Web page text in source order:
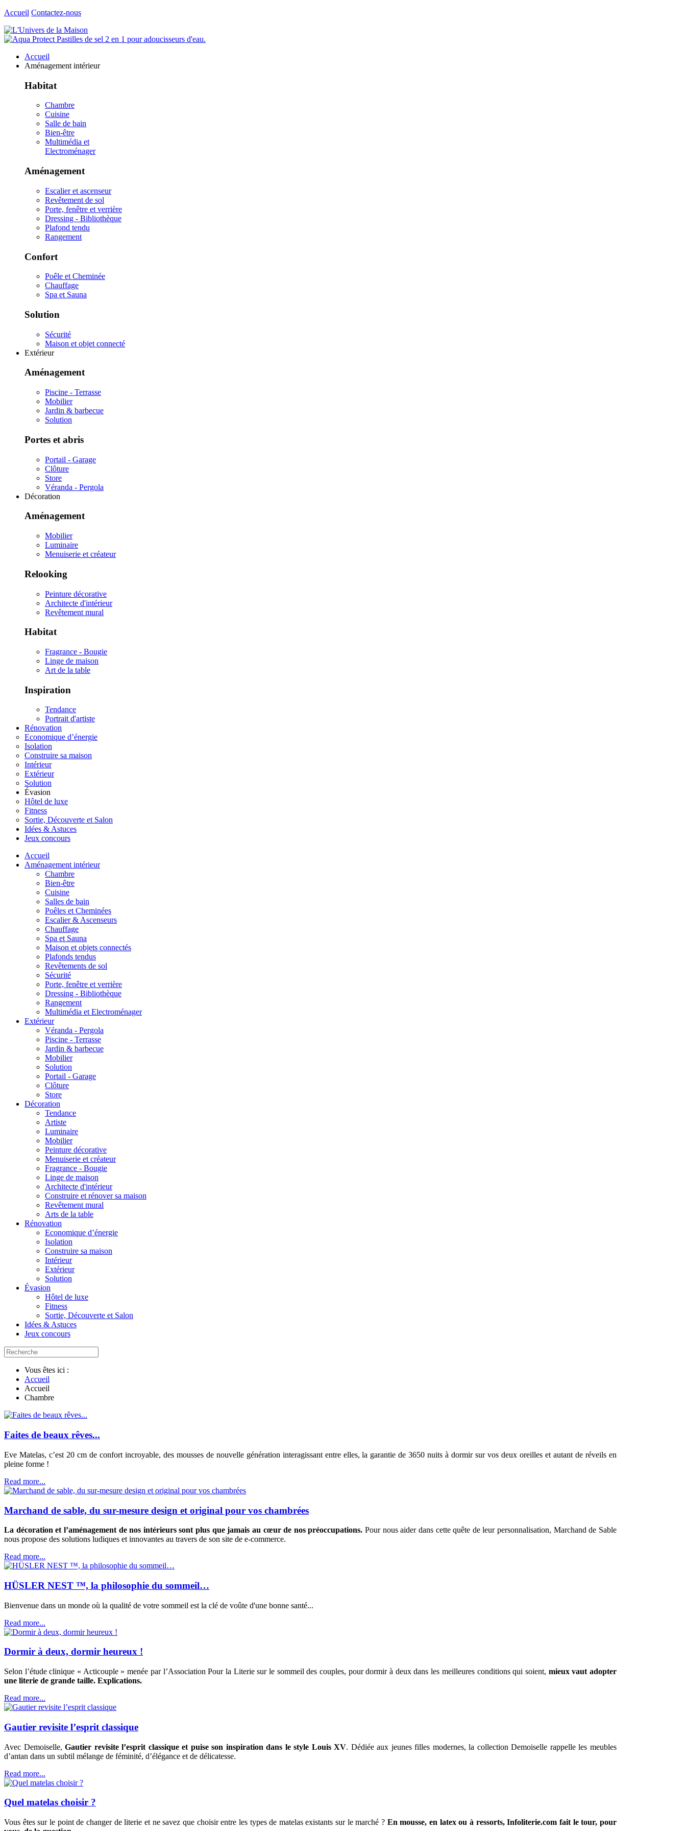
Accueil Contactez-nous
Accueil
Aménagement intérieur
Habitat
Chambre
Cuisine
Salle de bain
Bien-être
Multimédia et
Electroménager
Aménagement
Escalier et ascenseur
Revêtement de sol
Porte, fenêtre et verrière
Dressing - Bibliothèque
Plafond tendu
Rangement
Confort
Poêle et Cheminée
Chauffage
Spa et Sauna
Solution
Sécurité
Maison et objet connecté
Extérieur
Aménagement
Piscine - Terrasse
Mobilier
Jardin & barbecue
Solution
Portes et abris
Portail - Garage
Clôture
Store
Véranda - Pergola
Décoration
Aménagement
Mobilier
Luminaire
Menuiserie et créateur
Relooking
Peinture décorative
Architecte d'intérieur
Revêtement mural
Habitat
Fragrance - Bougie
Linge de maison
Art de la table
Inspiration
Tendance
Portrait d'artiste
Rénovation
Economique d’énergie
Isolation
Construire sa maison
Intérieur
Extérieur
Solution
Évasion
Hôtel de luxe
Fitness
Sortie, Découverte et Salon
Idées & Astuces
Jeux concours
Accueil
Aménagement intérieur
Chambre
Bien-être
Cuisine
Salles de bain
Poêles et Cheminées
Escalier & Ascenseurs
Chauffage
Spa et Sauna
Maison et objets connectés
Plafonds tendus
Revêtements de sol
Sécurité
Porte, fenêtre et verrière
Dressing - Bibliothèque
Rangement
Multimédia et Electroménager
Extérieur
Véranda - Pergola
Piscine - Terrasse
Jardin & barbecue
Mobilier
Solution
Portail - Garage
Clôture
Store
Décoration
Tendance
Artiste
Luminaire
Mobilier
Peinture décorative
Menuiserie et créateur
Fragrance - Bougie
Linge de maison
Architecte d'intérieur
Construire et rénover sa maison
Revêtement mural
Arts de la table
Rénovation
Economique d’énergie
Isolation
Construire sa maison
Intérieur
Extérieur
Solution
Évasion
Hôtel de luxe
Fitness
Sortie, Découverte et Salon
Idées & Astuces
Jeux concours
Vous êtes ici :
Accueil
Accueil
Chambre
Faites de beaux rêves...
Eve Matelas, c’est 20 cm de confort incroyable, des mousses de nouvelle génération interagissant entre elles, la garantie de 3650 nuits à dormir sur vos deux oreilles et autant de réveils en
pleine forme !
Read more...
Marchand de sable, du sur-mesure design et original pour vos chambrées
La décoration et l’aménagement de nos intérieurs sont plus que jamais au cœur de nos préoccupations. Pour nous aider dans cette quête de leur personnalisation, Marchand de Sable
nous propose des solutions ludiques et innovantes au travers de son site de e-commerce.
Read more...
HÜSLER NEST ™, la philosophie du sommeil…
Bienvenue dans un monde où la qualité de votre sommeil est la clé de voûte d'une bonne santé...
Read more...
Dormir à deux, dormir heureux !
Selon l’étude clinique « Acticouple » menée par l’Association Pour la Literie sur le sommeil des couples, pour dormir à deux dans les meilleures conditions qui soient, mieux vaut adopter
une literie de grande taille. Explications.
Read more...
Gautier revisite l’esprit classique
Avec Demoiselle,Gautier revisite l’esprit classique et puise son inspiration dans le style Louis XV. Dédiée aux jeunes filles modernes, la collection Demoiselle rappelle les meubles
d’antan dans un subtil mélange de féminité, d’élégance et de délicatesse.
Read more...
Quel matelas choisir ?
Vous êtes sur le point de changer de literie et ne savez que choisir entre les types de matelas existants sur le marché ? En mousse, en latex ou à ressorts, Infoliterie.com fait le tour, pour